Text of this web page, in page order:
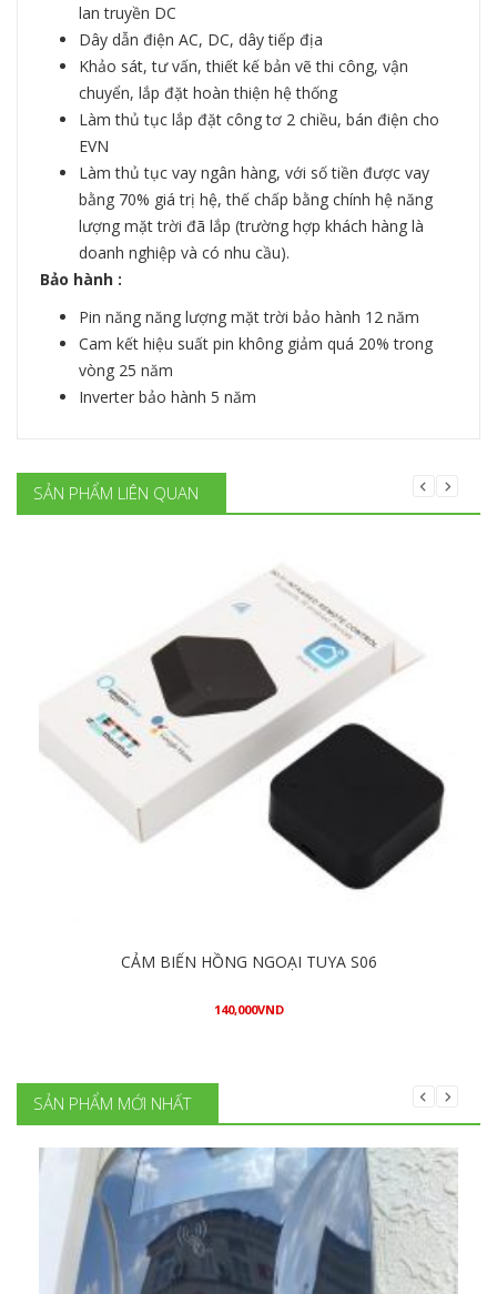
lan truyền DC
Dây dẫn điện AC, DC, dây tiếp địa
Khảo sát, tư vấn, thiết kế bản vẽ thi công, vận
chuyển, lắp đặt hoàn thiện hệ thống
Làm thủ tục lắp đặt công tơ 2 chiều, bán điện cho
EVN
Làm thủ tục vay ngân hàng, với số tiền được vay
bằng 70% giá trị hệ, thế chấp bằng chính hệ năng
lượng mặt trời đã lắp (trường hợp khách hàng là
doanh nghiệp và có nhu cầu).
Bảo hành :
Pin năng năng lượng mặt trời bảo hành 12 năm
Cam kết hiệu suất pin không giảm quá 20% trong
vòng 25 năm
Inverter bảo hành 5 năm
SẢN PHẨM LIÊN QUAN
CẢM BIẾN HỒNG NGOẠI TUYA S06
140,000VND
SẢN PHẨM MỚI NHẤT